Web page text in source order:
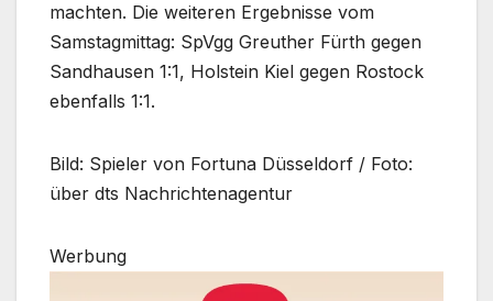
machten. Die weiteren Ergebnisse vom
Samstagmittag: SpVgg Greuther Fürth gegen
Sandhausen 1:1, Holstein Kiel gegen Rostock
ebenfalls 1:1.
Bild: Spieler von Fortuna Düsseldorf / Foto:
über dts Nachrichtenagentur
Werbung